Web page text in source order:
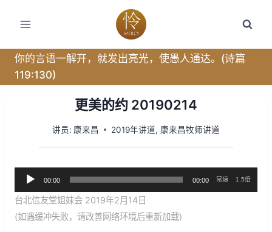
你的言语一解开，就发出亮光，使愚人通达。(诗篇
119:130)
更美的约 20190214
讲员: 康来昌 2019年讲道, 康来昌牧师讲道
频
播
放
00:00 00:00 常速 1.5倍
台北信友堂姐妹会 2019年2月14日
(如遇缓冲失败，请改善网络环境后重新加载)